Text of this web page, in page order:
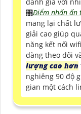
🎛Điểm nhấn ấn
mang lại chất
giải cao giúp
năng kết nối
dàng theo dõi
lượng cao hơn
nghiêng 90 độ
gian một cách